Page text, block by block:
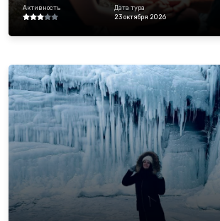
Активность
Дата тура
23 октября 2026